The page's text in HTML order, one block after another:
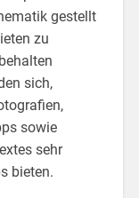
gestellt
zu
sich,
sowie
sehr
bieten.